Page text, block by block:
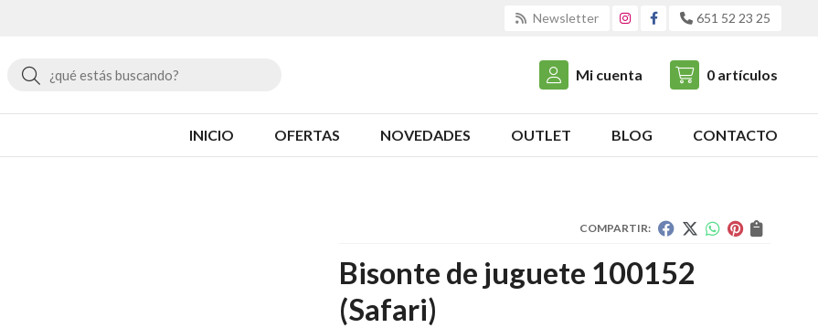
Newsletter 651 52 23 25
Buscar Mi cuenta 0 artículos
INICIO OFERTAS NOVEDADES OUTLET BLOG CONTACTO
COMPARTIR:
Bisonte de juguete 100152
(Safari)